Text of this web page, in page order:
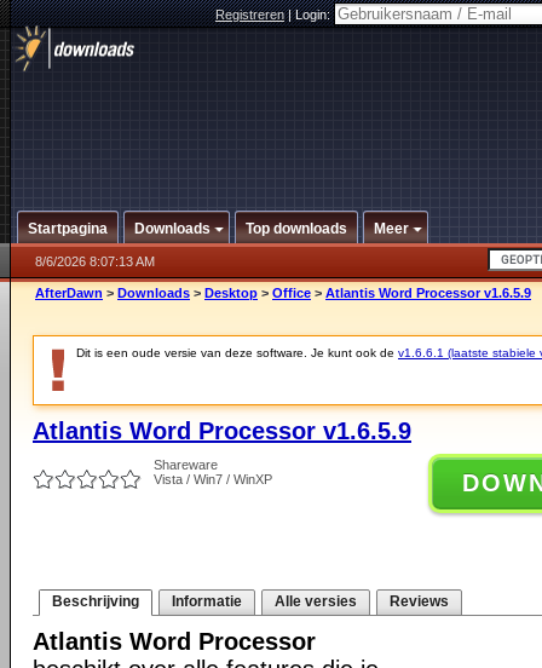
Registreren|Login:
Startpagina Downloads Top downloads Meer
8/6/2026 8:07:13 AM
AfterDawn > Downloads > Desktop > Office > Atlantis Word Processor v1.6.5.9
Dit is een oude versie van deze software. Je kunt ook de v1.6.6.1 (laatste stabiele
Atlantis Word Processor v1.6.5.9
Shareware
Vista / Win7 / WinXP
Beschrijving Informatie Alle versies Reviews
Atlantis Word Processor